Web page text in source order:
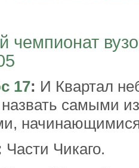
чемпионат
17: И Квартал
самыми
начинающимися
Части Чикаго.